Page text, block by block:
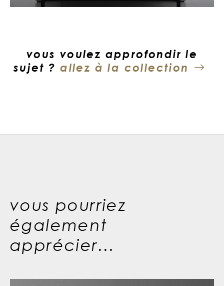
vous voulez approfondir le
sujet ?allez à la collection
vous pourriez
également
apprécier...